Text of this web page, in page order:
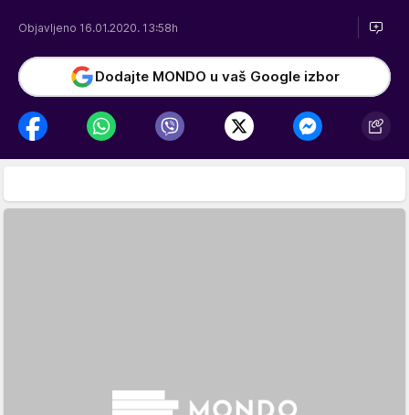
Objavljeno 16.01.2020. 13:58h
Dodajte MONDO u vaš Google izbor